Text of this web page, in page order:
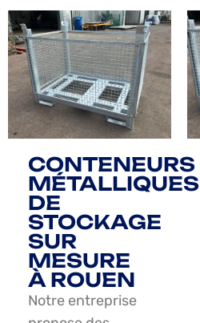
CONTENEURS
MÉTALLIQUES
DE
STOCKAGE
SUR
MESURE
À ROUEN
Notre entreprise